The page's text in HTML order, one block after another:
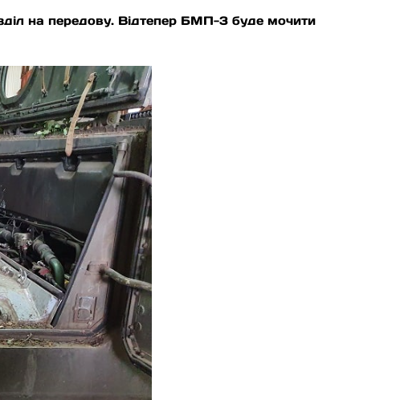
на передову. Відтепер БМП-3 буде мочити